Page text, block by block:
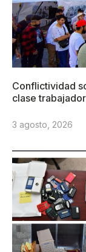
Conflictividad
clase
3 agosto, 2026